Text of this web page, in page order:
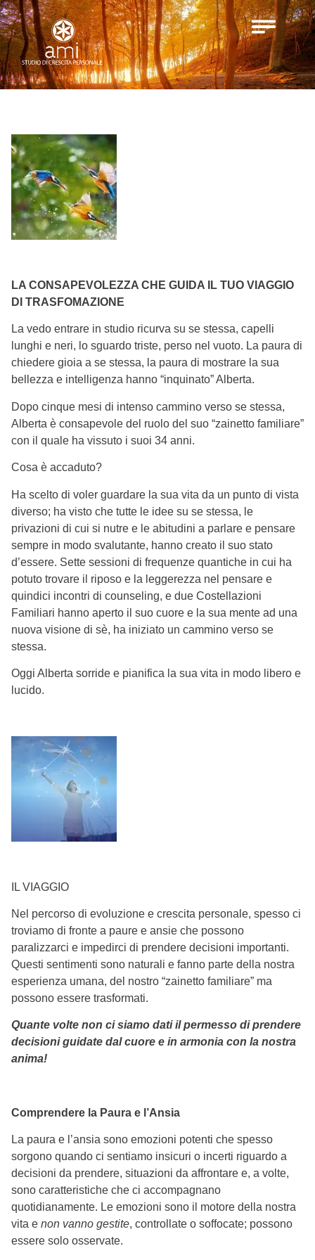
LA CONSAPEVOLEZZA CHE GUIDA IL TUO VIAGGIO
DI TRASFOMAZIONE
La vedo entrare in studio ricurva su se stessa, capelli
lunghi e neri, lo sguardo triste, perso nel vuoto. La paura di
chiedere gioia a se stessa, la paura di mostrare la sua
bellezza e intelligenza hanno “inquinato” Alberta.
Dopo cinque mesi di intenso cammino verso se stessa,
Alberta è consapevole del ruolo del suo “zainetto familiare”
con il quale ha vissuto i suoi 34 anni.
Cosa è accaduto?
Ha scelto di voler guardare la sua vita da un punto di vista
diverso; ha visto che tutte le idee su se stessa, le
privazioni di cui si nutre e le abitudini a parlare e pensare
sempre in modo svalutante, hanno creato il suo stato
d’essere. Sette sessioni di frequenze quantiche in cui ha
potuto trovare il riposo e la leggerezza nel pensare e
quindici incontri di counseling, e due Costellazioni
Familiari hanno aperto il suo cuore e la sua mente ad una
nuova visione di sè, ha iniziato un cammino verso se
stessa.
Oggi Alberta sorride e pianifica la sua vita in modo libero e
lucido.
IL VIAGGIO
Nel percorso di evoluzione e crescita personale, spesso ci
troviamo di fronte a paure e ansie che possono
paralizzarci e impedirci di prendere decisioni importanti.
Questi sentimenti sono naturali e fanno parte della nostra
esperienza umana, del nostro “zainetto familiare” ma
possono essere trasformati.
Quante volte non ci siamo dati il permesso di prendere
decisioni guidate dal cuore e in armonia con la nostra
anima!
Comprendere la Paura e l’Ansia
La paura e l’ansia sono emozioni potenti che spesso
sorgono quando ci sentiamo insicuri o incerti riguardo a
decisioni da prendere, situazioni da affrontare e, a volte,
sono caratteristiche che ci accompagnano
quotidianamente. Le emozioni sono il motore della nostra
vita e non vanno gestite, controllate o soffocate; possono
essere solo osservate.